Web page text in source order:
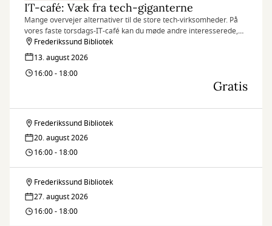
IT-café: Væk fra tech-giganterne
Mange overvejer alternativer til de store tech-virksomheder. På
vores faste torsdags-IT-café kan du møde andre interesserede,
dele erfaringer og få gode råd om europæiske alternativer til
blandt andet mail, browsere, kontorprogrammer,
chatprogrammer og sociale medier.
Frederikssund Bibliotek
13. august 2026
16:00 - 18:00
Gratis
IT-
café:
fra
tech-
Frederikssund Bibliotek
20. august 2026
16:00 - 18:00
IT-
café:
Frederikssund Bibliotek
27. august 2026
16:00 - 18:00